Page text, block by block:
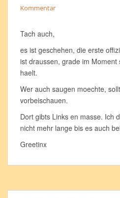
Kommentar
Tach auch,
es ist geschehen, die erste
ist draussen, grade im Moment
haelt.
Wer auch saugen moechte,
vorbeischauen.
Dort gibts Links en masse. Ich
nicht mehr lange bis es auch
Greetinx